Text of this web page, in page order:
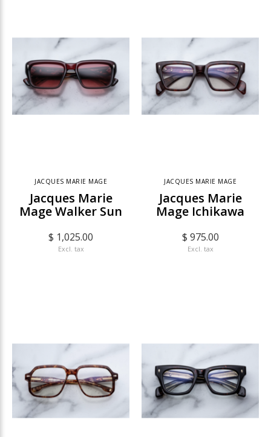
JACQUES MARIE MAGE
Jacques Marie
Mage Walker Sun
$ 1,025.00
Excl. tax
JACQUES MARIE MAGE
Jacques Marie
Mage Ichikawa
$ 975.00
Excl. tax